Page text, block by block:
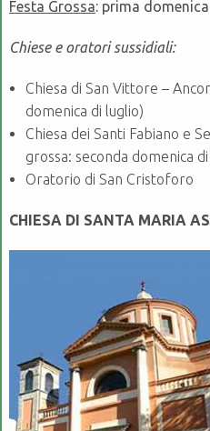
Festa Grossa: prima
Chiese e oratori sussidiali:
Chiesa di San Vittore –
domenica di luglio)
Chiesa dei Santi Fabiano e
grossa: seconda domenica
Oratorio di San Cristoforo
CHIESA DI SANTA MARIA